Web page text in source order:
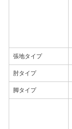
張地タイプ
肘タイプ
脚タイプ